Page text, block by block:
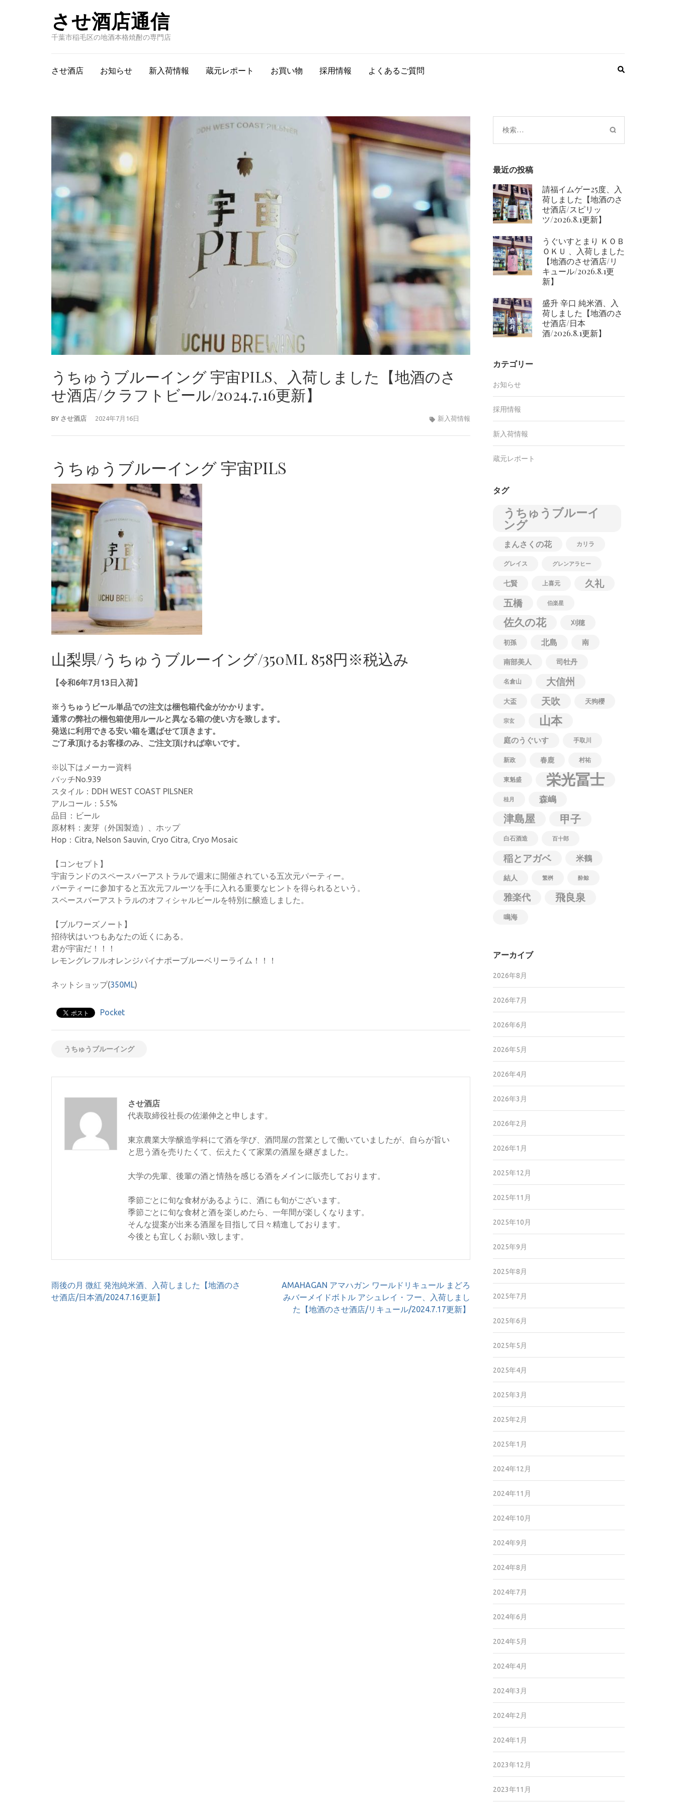
させ酒店通信
千葉市稲毛区の地酒本格焼酎の専門店
させ酒店 お知らせ 新入荷情報 蔵元レポート お買い物 採用情報 よくあるご質問
うちゅうブルーイング 宇宙PILS、入荷しました【地酒のさ
せ酒店/クラフトビール/2024.7.16更新】
BY させ酒店 2024年7月16日 新入荷情報
うちゅうブルーイング 宇宙PILS
山梨県/うちゅうブルーイング/350ML 858円※税込み
【令和6年7月13日入荷】
※うちゅうビール単品での注文は梱包箱代金がかかります。
通常の弊社の梱包箱使用ルールと異なる箱の使い方を致します。
発送に利用できる安い箱を選ばせて頂きます。
ご了承頂けるお客様のみ、ご注文頂ければ幸いです。
※以下はメーカー資料
バッチNo.939
スタイル：DDH WEST COAST PILSNER
アルコール：5.5%
品目：ビール
原材料：麦芽（外国製造）、ホップ
Hop：Citra, Nelson Sauvin, Cryo Citra, Cryo Mosaic
【コンセプト】
宇宙ランドのスペースバーアストラルで週末に開催されている五次元パーティー。
パーティーに参加すると五次元フルーツを手に入れる重要なヒントを得られるという。
スペースバーアストラルのオフィシャルビールを特別に醸造しました。
【ブルワーズノート】
招待状はいつもあなたの近くにある。
君が宇宙だ！！！
レモングレフルオレンジパイナポーブルーベリーライム！！！
ネットショップ(350ML)
Pocket
うちゅうブルーイング
させ酒店
代表取締役社長の佐瀬伸之と申します。
東京農業大学醸造学科にて酒を学び、酒問屋の営業として働いていましたが、自らが旨い
と思う酒を売りたくて、伝えたくて家業の酒屋を継ぎました。
大学の先輩、後輩の酒と情熱を感じる酒をメインに販売しております。
季節ごとに旬な食材があるように、酒にも旬がございます。
季節ごとに旬な食材と酒を楽しめたら、一年間が楽しくなります。
そんな提案が出来る酒屋を目指して日々精進しております。
今後とも宜しくお願い致します。
投
稿
雨後の月 微紅 発泡純米酒、入荷しました【地酒のさ
せ酒店/日本酒/2024.7.16更新】
AMAHAGAN アマハガン ワールドリキュール まどろ
みバーメイドボトル アシュレイ・フー、入荷しまし
た【地酒のさせ酒店/リキュール/2024.7.17更新】
検
索:
最近の投稿
請福イムゲー25度、入
荷しました【地酒のさ
せ酒店/スピリッ
ツ/2026.8.1更新】
うぐいすとまり ＫＯＢ
ＯＫＵ 、入荷しました
【地酒のさせ酒店/リ
キュール/2026.8.1更
新】
盛升 辛口 純米酒、入
荷しました【地酒のさ
せ酒店/日本
酒/2026.8.1更新】
カテゴリー
お知らせ
採用情報
新入荷情報
蔵元レポート
タグ
うちゅうブルーイ
ング
まんさくの花 カリラ
グレイス グレンアラヒー
七賢 上喜元
久礼
五橋
伯楽星
佐久の花 刈穂
初孫 北島 南
南部美人 司牡丹
名倉山 大信州
大盃 天吹 天狗櫻
宗玄 山本
庭のうぐいす 手取川
新政 春鹿 村祐
東魁盛 栄光冨士
桂月 森嶋
津島屋 甲子
白石酒造 百十郎
稲とアガベ 米鶴
結人 繁桝 酔鯨
雅楽代 飛良泉
鳴海
アーカイブ
2026年8月
2026年7月
2026年6月
2026年5月
2026年4月
2026年3月
2026年2月
2026年1月
2025年12月
2025年11月
2025年10月
2025年9月
2025年8月
2025年7月
2025年6月
2025年5月
2025年4月
2025年3月
2025年2月
2025年1月
2024年12月
2024年11月
2024年10月
2024年9月
2024年8月
2024年7月
2024年6月
2024年5月
2024年4月
2024年3月
2024年2月
2024年1月
2023年12月
2023年11月